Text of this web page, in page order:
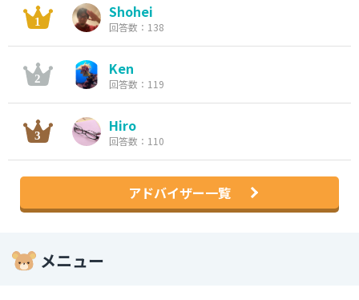
Shohei
回答数：138
Ken
回答数：119
Hiro
回答数：110
アドバイザー一覧
メニュー